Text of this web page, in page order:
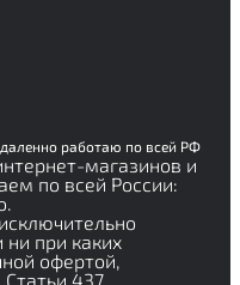
работаю по всей РФ
магазинов и
по всей России:
ни при каких
офертой,
437